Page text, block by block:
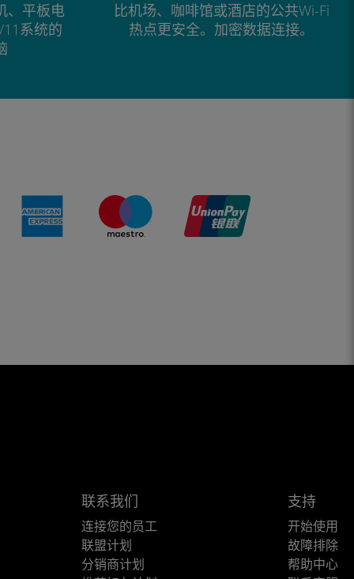
、平板电
系统的
比机场、咖啡馆或酒店的公共Wi-Fi
热点更安全。加密数据连接。
联系我们
连接您的员工
联盟计划
分销商计划
支持
开始使用
故障排除
帮助中心